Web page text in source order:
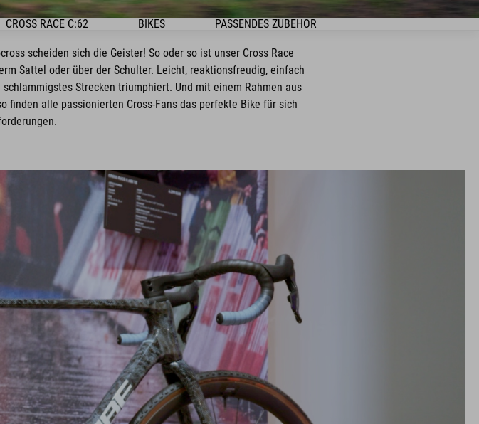
CROSS RACE C:62 BIKES PASSENDES ZUBEHÖR
scheiden sich die Geister! So oder so ist unser Cross Race
Sattel oder über der Schulter. Leicht, reaktionsfreudig, einfach
Strecken triumphiert. Und mit einem Rahmen aus
alle passionierten Cross-Fans das perfekte Bike für sich